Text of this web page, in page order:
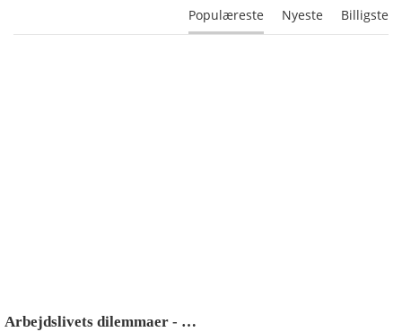
Populæreste Nyeste Billigste
Arbejdslivets dilemmaer - MENING